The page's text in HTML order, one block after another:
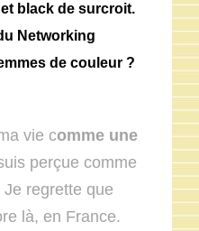
black de surcroit.
Networking
de couleur ?
vie comme une
perçue comme
regrette que
là, en France.